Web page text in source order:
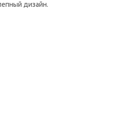
дизайн.